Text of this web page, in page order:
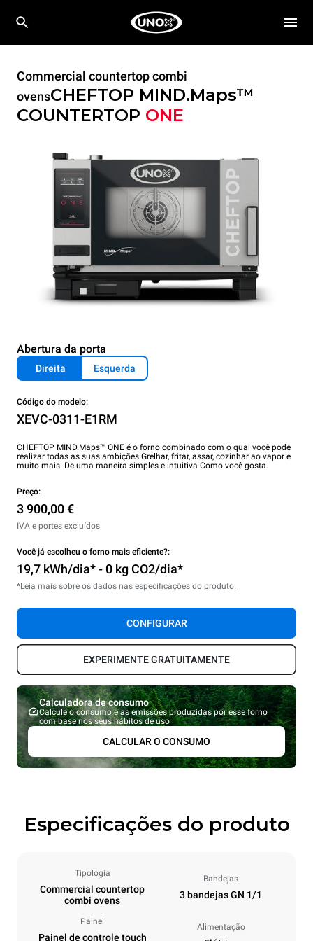
Commercial countertop combi
ovensCHEFTOP MIND.Maps™
COUNTERTOP ONE
Abertura da porta
Direita Esquerda
Código do modelo:
XEVC-0311-E1RM
CHEFTOP MIND.Maps™ ONE é o forno combinado com o qual você pode
realizar todas as suas ambições Grelhar, fritar, assar, cozinhar ao vapor e
muito mais. De uma maneira simples e intuitiva Como você gosta.
Preço:
3 900,00 €
IVA e portes excluídos
Você já escolheu o forno mais eficiente?:
19,7 kWh/dia* - 0 kg CO2/dia*
*Leia mais sobre os dados nas especificações do produto.
CONFIGURAR
EXPERIMENTE GRATUITAMENTE
Calculadora de consumo
Calcule o consumo e as emissões produzidas por esse forno
com base nos seus hábitos de uso
CALCULAR O CONSUMO
Especificações do produto
Tipologia
Commercial countertop
combi ovens
Bandejas
3 bandejas GN 1/1
Painel
Painel de controle touch
Alimentação